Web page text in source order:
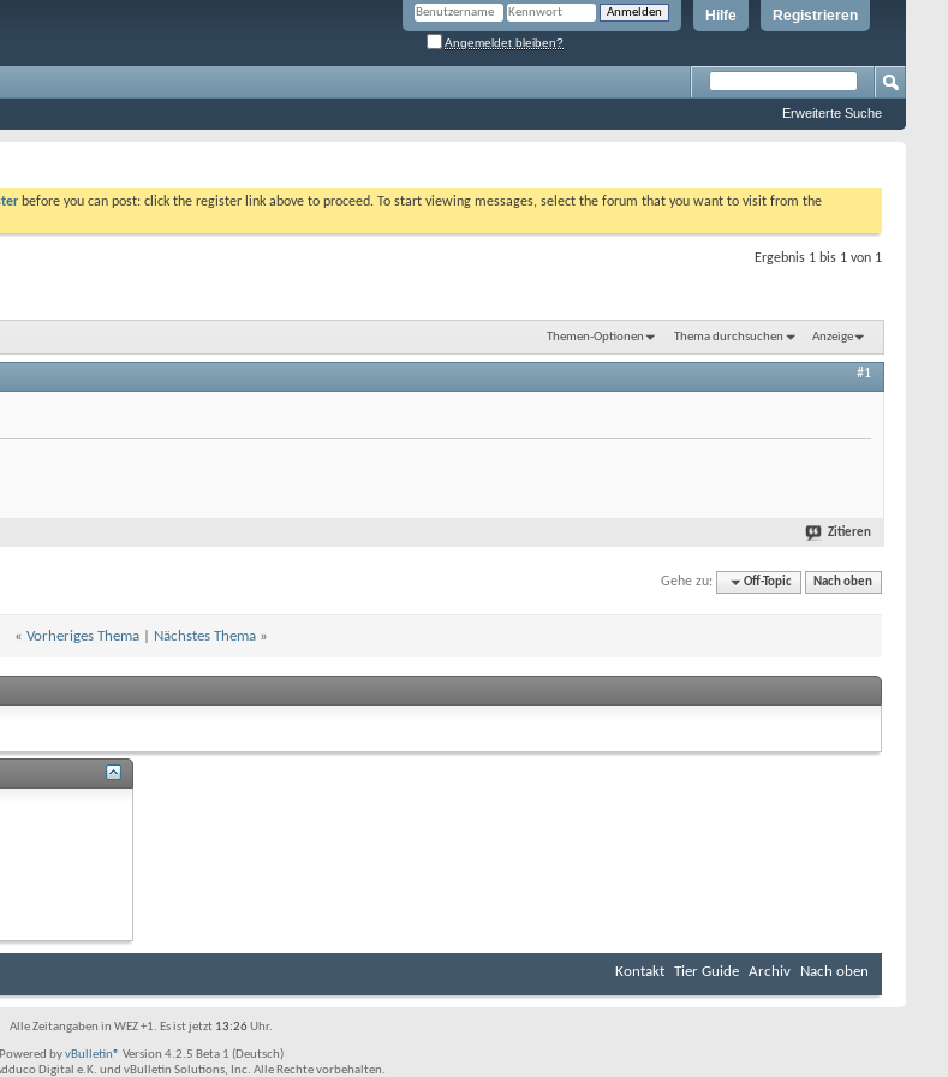
Registrieren
Hilfe
Angemeldet bleiben?
Erweiterte Suche
before you can post: click the register link above to proceed. To start viewing messages, select the forum that you want to visit from the
Ergebnis 1 bis 1 von 1
Themen-Optionen Thema durchsuchen Anzeige
#1
Zitieren
Gehe zu: Off-Topic Nach oben
« Vorheriges Thema| Nächstes Thema »
Kontakt Tier Guide Archiv Nach oben
Alle Zeitangaben in WEZ +1. Es ist jetzt 13:26Uhr.
Powered byvBulletin® Version 4.2.5 Beta 1 (Deutsch)
Digital e.K. und vBulletin Solutions, Inc. Alle Rechte vorbehalten.